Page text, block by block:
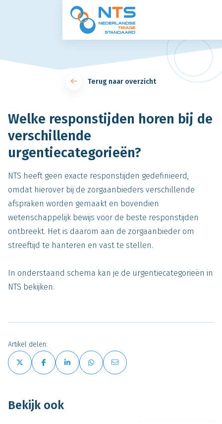
Ga naar de inhoud
Terug naar overzicht
Welke responstijden horen bij de
verschillende
urgentiecategorieën?
NTS heeft geen exacte responstijden gedefinieerd,
omdat hierover bij de zorgaanbieders verschillende
afspraken worden gemaakt en bovendien
wetenschappelijk bewijs voor de beste responstijden
ontbreekt. Het is daarom aan de zorgaanbieder om
streeftijd te hanteren en vast te stellen.
In onderstaand schema kan je de urgentiecategorieën in
NTS bekijken.
Artikel delen:
Bekijk ook